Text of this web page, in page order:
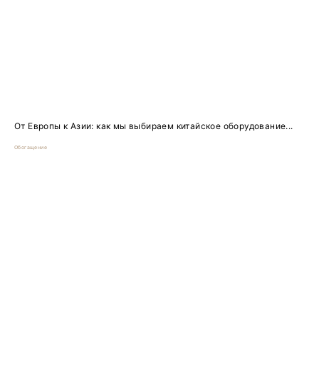
От Европы к Азии: как мы выбираем китайское оборудование...
Обогащение